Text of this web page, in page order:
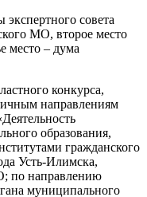
совета
МО, второе место
место – дума
конкурса,
направлениям
образования,
гражданского
Усть-Илимска,
по направлению
муниципального